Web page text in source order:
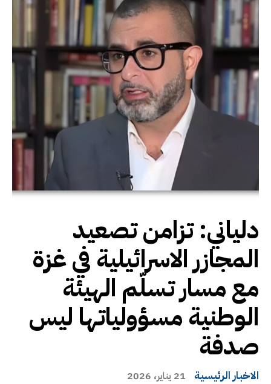
دلياني: تزامن تصعيد
المجازر الاسرائيلية في غزة
مع مسار تسلّم الهيئة
الوطنية مسؤولياتها ليس
صدفة
الاخبار الرئيسية 21 يناير، 2026